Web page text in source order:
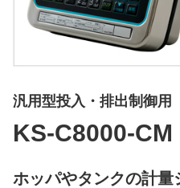
半導体/HD検査装置
選別・計測・監視システム
トラックスケール
汎用型投入・排出制御用
KS-C8000-CM
ホッパやタンクの計量